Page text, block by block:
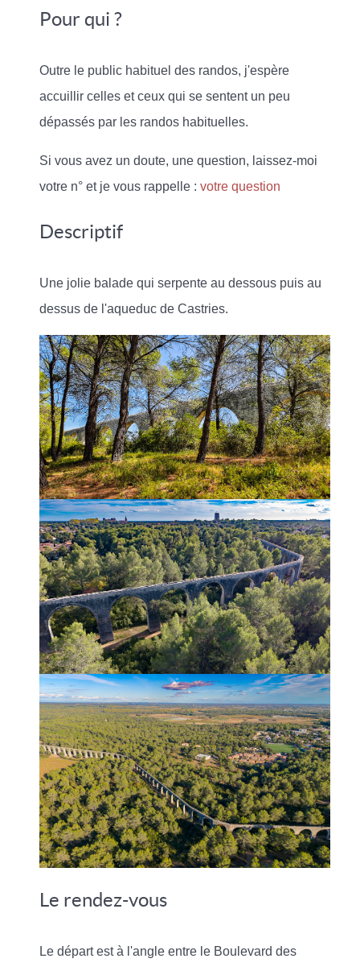
Pour qui ?
Outre le public habituel des randos, j'espère
accuillir celles et ceux qui se sentent un peu
dépassés par les randos habituelles.
Si vous avez un doute, une question, laissez-moi
votre n° et je vous rappelle : votre question
Descriptif
Une jolie balade qui serpente au dessous puis au
dessus de l'aqueduc de Castries.
Le rendez-vous
Le départ est à l'angle entre le Boulevard des